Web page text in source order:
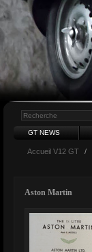
GT NEWS
Accueil V12 GT /
Aston Martin